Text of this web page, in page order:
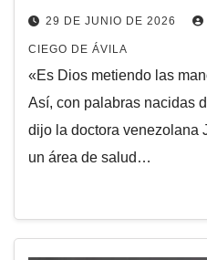
29 DE JUNIO DE 2026
CIEGO DE ÁVILA
«Es Dios metiendo las
Así, con palabras nacidas
dijo la doctora venezolana
un área de salud…